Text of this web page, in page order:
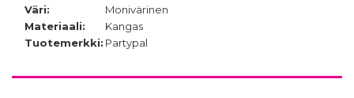
Väri:
Monivärinen
Materiaali:
Kangas
Tuotemerkki: Partypal